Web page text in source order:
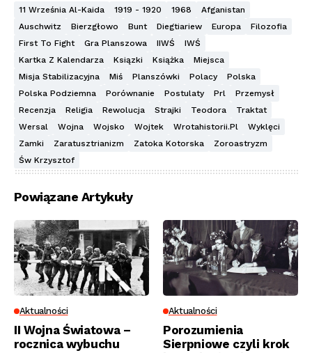
11 Września Al-Kaida 1919 - 1920 1968
Afganistan
Auschwitz
Bierzgłowo Bunt Diegtiariew Europa
Filozofia
First To Fight
Gra Planszowa IIWŚ
IWŚ
Kartka Z Kalendarza
Ksiązki Książka
Miejsca
Misja Stabilizacyjna
Miś Planszówki Polacy
Polska
Polska Podziemna
Porównanie Postulaty Prl
Przemysł
Recenzja
Religia Rewolucja Strajki Teodora
Traktat
Wersal
Wojna Wojsko Wojtek Wrotahistorii.pl
Wyklęci
Zamki
Zaratusztrianizm Zatoka Kotorska
Zoroastryzm
Św Krzysztof
Powiązane Artykuły
Aktualności
II Wojna Światowa –
rocznica wybuchu
Aktualności
Porozumienia
Sierpniowe czyli krok